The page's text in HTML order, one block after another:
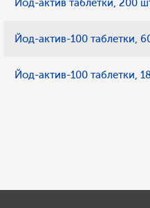
Йод-актив таблетки, 200
Йод-актив-100 таблетки,
Йод-актив-100 таблетки,